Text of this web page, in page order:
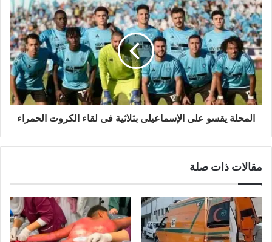
المحلة يقسو على الإسماعيلى بثلاثية فى لقاء الكروت الحمراء
مقالات ذات صلة